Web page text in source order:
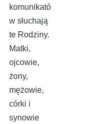
komunikató
w słuchają
te Rodziny.
Matki,
ojcowie,
żony,
mężowie,
córki i
synowie